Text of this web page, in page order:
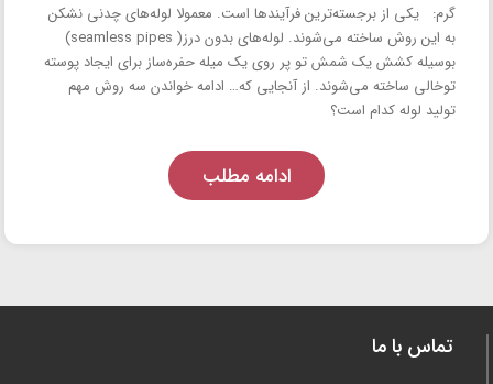
گرم: یکی از برجسته‌ترین فرآیندها است. معمولا لوله‌های چدنی نشکن
به این روش ساخته می‌شوند. لوله‌های بدون درز( seamless pipes)
بوسیله کشش یک شمش تو پر روی یک میله حفره‌ساز برای ایجاد پوسته
توخالی ساخته می‌شوند. از آنجایی که… ادامه خواندن سه روش مهم
تولید لوله کدام است؟
ادامه مطلب
تماس با ما